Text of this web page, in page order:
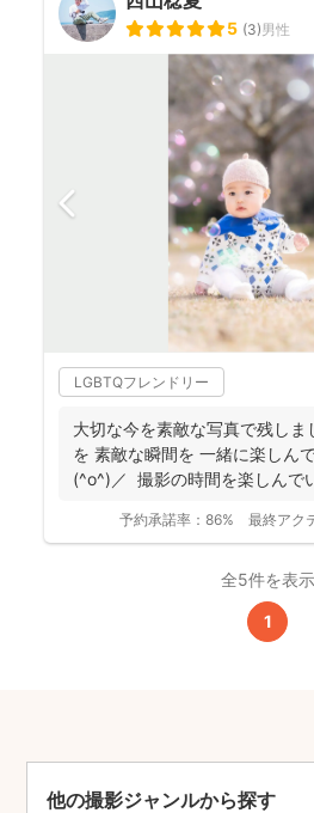
5 (3)男性
LGBTQフレンドリー
大切な今を素敵な写真で残しま
を 素敵な瞬間を 一緒に楽しん
(^o^)／ 撮影の時間を楽しんで
予約承諾率： 86% 最終アク
全5件を表示
1
他の撮影ジャンルから探す